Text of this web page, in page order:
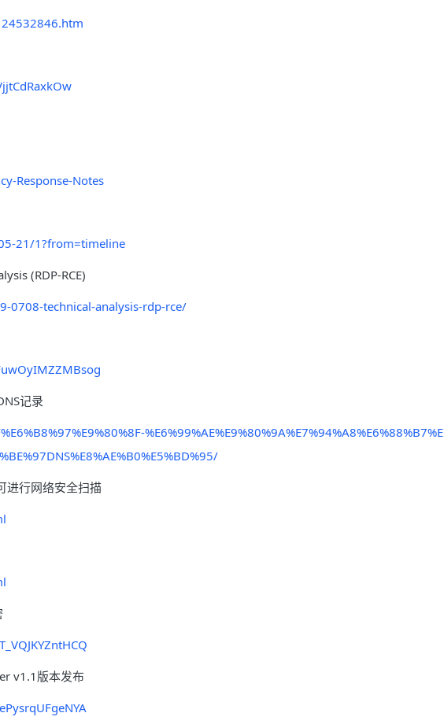
Response-Notes
21/1?from=timeline
(RDP-RCE)
0708-technical-analysis-rdp-rce/
记录
%E6%99%AE%E9%80%9A%E7%94%A8%E6%88%B7%E
进行网络安全扫描
v1.1版本发布